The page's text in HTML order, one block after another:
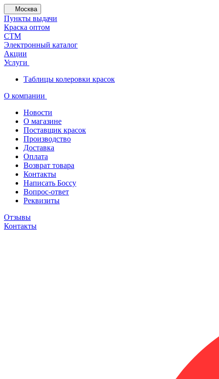
Москва
Пункты выдачи
Краска оптом
СТМ
Электронный каталог
Акции
Услуги
Таблицы колеровки красок
О компании
Новости
О магазине
Поставщик красок
Производство
Доставка
Оплата
Возврат товара
Контакты
Написать Боссу
Вопрос-ответ
Реквизиты
Отзывы
Контакты